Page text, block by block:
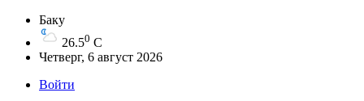
Баку
26.50 C
Четверг, 6 август 2026
Войти